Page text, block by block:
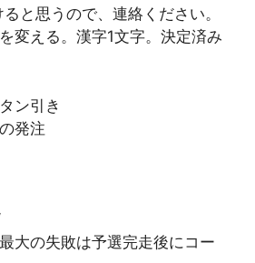
と思うので、連絡ください。
変える。漢字1文字。決定済み
ン引き
発注
大の失敗は予選完走後にコー